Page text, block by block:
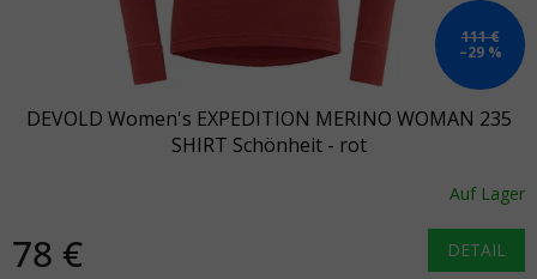
111 €
–29 %
DEVOLD Women's EXPEDITION MERINO WOMAN 235
SHIRT Schönheit - rot
Auf Lager
78 € DETAIL